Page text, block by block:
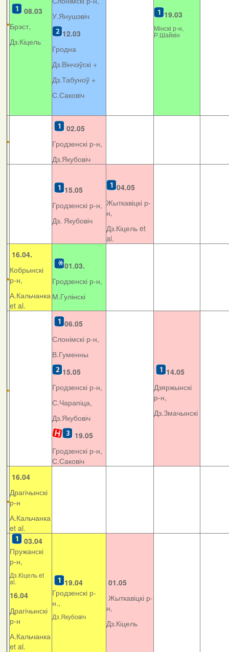
08.03
Брэст,
Дз.Кіцель
У.Янушэвіч
12.03
Гродна
Дз.Вінчэўскі +
Дз.Табуноў +
С.Саковіч
19.03
Мінскі р-н,
Р.Шайкін
02.05
Гродзенскі р-н,
Дз.Якубовіч
15.05
Гродзенскі р-н,
Дз. Якубовіч
04.05
Жыткавіцкі р-
н,
Дз.Кіцель et
al.
16.04.
Кобрынскі
р-н,
А.Кальчанка
et al.
01.03.
Гродзенскі р-н,
М.Гулінскі
06.05
Слонімскі р-н,
В.Гуменны
15.05
Гродзенскі р-н,
С.Чарапіца,
Дз.Якубовіч
19.05
Гродзенскі р-н,
С.Саковіч
14.05
Дзяржынскі
р-н,
Дз.Змачынскі
16.04
Драгічынскі
р-н
А.Кальчанка
et al.
03.04
Пружанскі
р-н,
Дз.Кіцель et
al.
16.04
Драгічынскі
р-н
А.Кальчанка
et al.
19.04
Гродзенскі р-
н.,
Дз.Якубовіч
01.05
Жыткавіцкі р-
н,
Дз.Кіцель